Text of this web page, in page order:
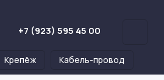
+7 (923) 595 45 00
Крепёж Кабель-провод